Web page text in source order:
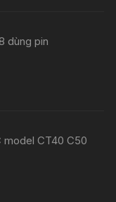
dùng pin
model CT40 C50